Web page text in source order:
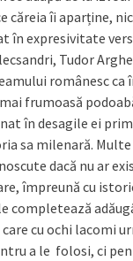
îi aparține,
în expresivitate
Tudor
românesc
frumoasă
în desagile ei
sa milenară.
dacă nu ar
împreună cu
completează
cu ochi lacomi
a le folosi, ci